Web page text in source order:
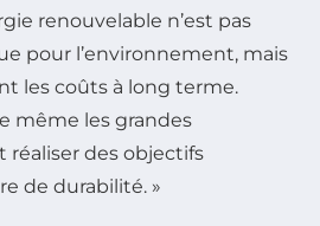
renouvelable n’est pas
pour l’environnement, mais
les coûts à long terme.
même les grandes
des objectifs
de durabilité. »